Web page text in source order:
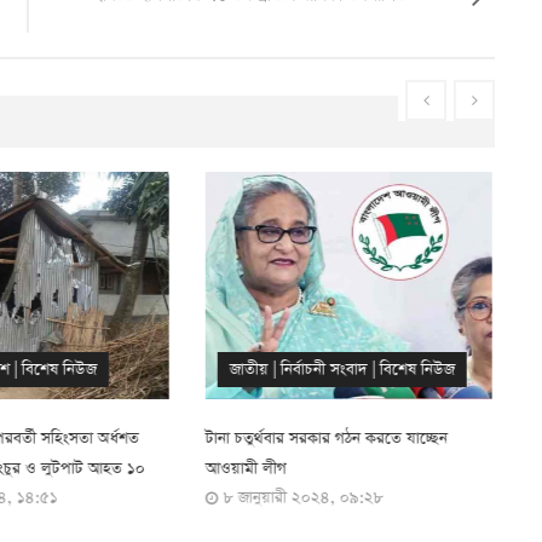
সংবাদ|বিশেষ নিউজ
গঠন করতে যাচ্ছেন
০৯:২৮
বিশেষ নিউজ|রাজনীতি
ফরিদপুরে নৌকার প্রচারণায় সাকিব
৩ জানুয়ারী ২০২৪, ১৬:০৫